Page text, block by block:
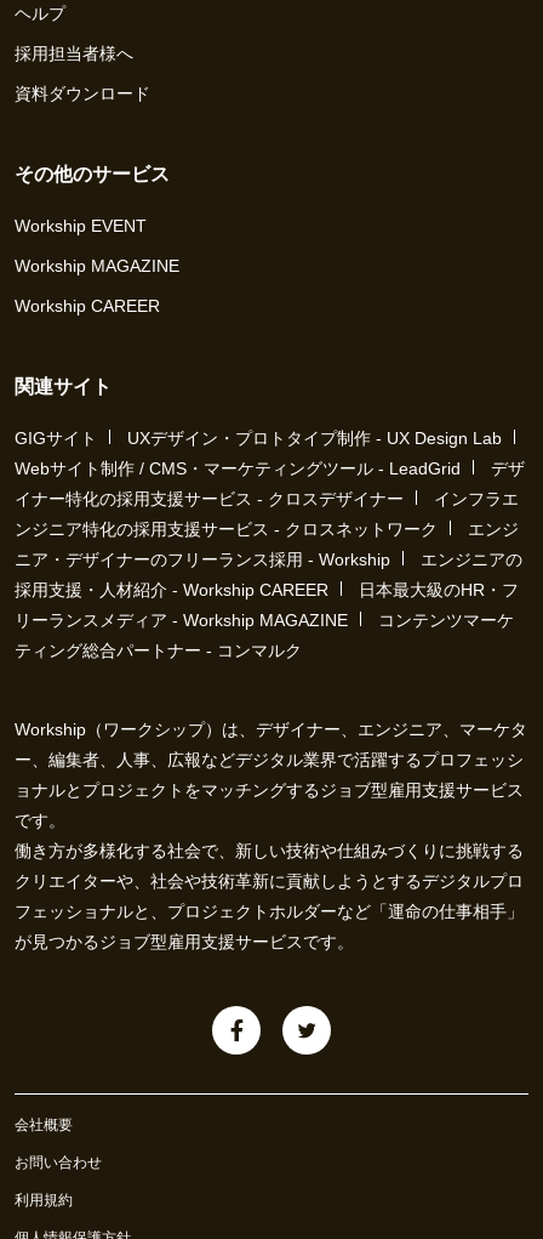
ヘルプ
採用担当者様へ
資料ダウンロード
その他のサービス
Workship EVENT
Workship MAGAZINE
Workship CAREER
関連サイト
GIGサイト
UXデザイン・プロトタイプ制作 - UX Design Lab
Webサイト制作 / CMS・マーケティングツール - LeadGrid
デザ
イナー特化の採用支援サービス - クロスデザイナー
インフラエ
ンジニア特化の採用支援サービス - クロスネットワーク
エンジ
ニア・デザイナーのフリーランス採用 - Workship
エンジニアの
採用支援・人材紹介 - Workship CAREER
日本最大級のHR・フ
リーランスメディア - Workship MAGAZINE
コンテンツマーケ
ティング総合パートナー - コンマルク
Workship（ワークシップ）は、デザイナー、エンジニア、マーケタ
ー、編集者、人事、広報などデジタル業界で活躍するプロフェッシ
ョナルとプロジェクトをマッチングするジョブ型雇用支援サービス
です。
働き方が多様化する社会で、新しい技術や仕組みづくりに挑戦する
クリエイターや、社会や技術革新に貢献しようとするデジタルプロ
フェッショナルと、プロジェクトホルダーなど「運命の仕事相手」
が見つかるジョブ型雇用支援サービスです。
会社概要
お問い合わせ
利用規約